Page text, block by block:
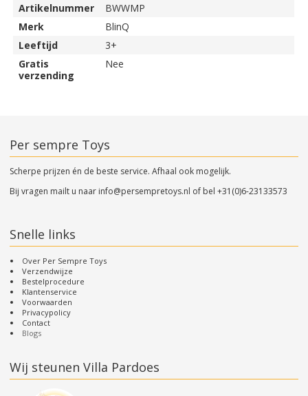
Artikelnummer
BWWMP
Merk
BlinQ
Leeftijd
3+
Gratis
verzending
Nee
Per sempre Toys
Scherpe prijzen én de beste service. Afhaal ook mogelijk.
Bij vragen mailt u naar info@persempretoys.nl of bel+31(0)6-23133573
Snelle links
Over Per Sempre Toys
Verzendwijze
Bestelprocedure
Klantenservice
Voorwaarden
Privacypolicy
Contact
Blogs
Wij steunen Villa Pardoes